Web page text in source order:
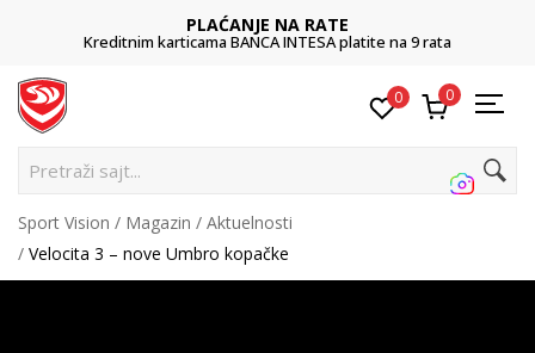
PLAĆANJE NA RATE
Kreditnim karticama BANCA INTESA platite na 9 rata
0 0
Pretraži sajt...
Sport Vision Magazin
Aktuelnosti
Velocita 3 – nove Umbro kopačke